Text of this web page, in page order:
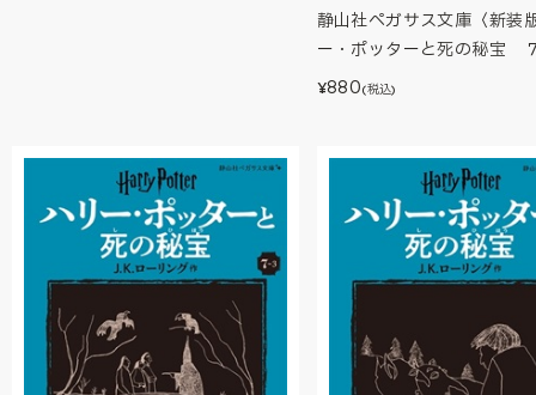
静山社ペガサス文庫〈新装
ー・ポッターと死の秘宝
¥880(税込)